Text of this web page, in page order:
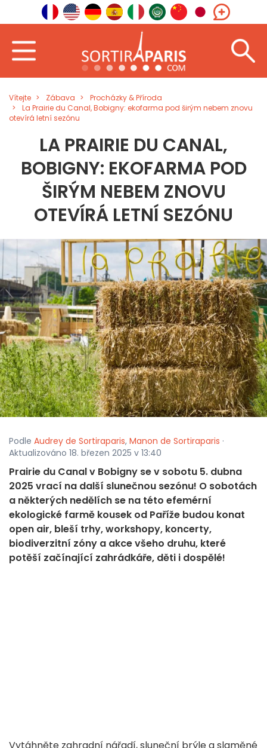
Vítejte Zábava
Procházky & Příroda
La Prairie du Canal, Bobigny: ekofarma pod širým nebem znovu
otevírá letní sezónu
LA PRAIRIE DU CANAL,
BOBIGNY: EKOFARMA POD
ŠIRÝM NEBEM ZNOVU
OTEVÍRÁ LETNÍ SEZÓNU
Podle Audrey de Sortiraparis, Manon de Sortiraparis ·
Aktualizováno 18. březen 2025 v 13:40
Prairie du Canal v Bobigny se v sobotu 5. dubna
2025 vrací na další slunečnou sezónu! O sobotách
a některých nedělích se na této efemérní
ekologické farmě kousek od Paříže budou konat
open air, bleší trhy, workshopy, koncerty,
biodiverzitní zóny a akce všeho druhu, které
potěší začínající zahrádkáře, děti i dospělé!